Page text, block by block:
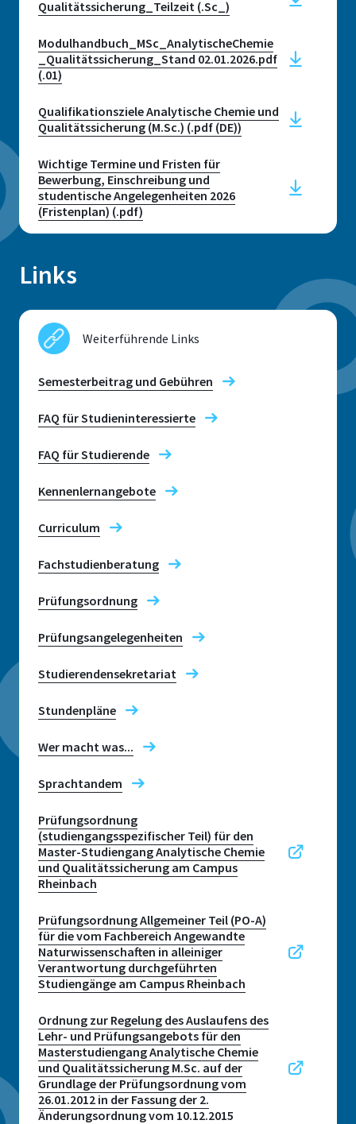
Naturwissenschaften
Telefonsprechzeiten ohne
Terminvereinbarung:
Montag, Mittwoch und Donnerstag:
10-12 Uhr
sowie Montag: 13-15 Uhr
studienberatung@h-brs.de
Kontakt Allgemeine
Studienberatung
alexandra.lopes@h-brs.de
Das Jobportal der Hochschule
Qualitätssicherung_Teilzeit (.Sc_)
Modulhandbuch_MSc_AnalytischeChemie
_Qualitätssicherung_Stand 02.01.2026.pdf
(.01)
Qualifikationsziele Analytische Chemie und
Qualitätssicherung (M.Sc.) (.pdf (DE))
Wichtige Termine und Fristen für
Bewerbung, Einschreibung und
studentische Angelegenheiten 2026
(Fristenplan) (.pdf)
Links
Weiterführende Links
Semesterbeitrag und Gebühren
FAQ für Studieninteressierte
FAQ für Studierende
Kennenlernangebote
Curriculum
Fachstudienberatung
Prüfungsordnung
Prüfungsangelegenheiten
Studierendensekretariat
Stundenpläne
Wer macht was...
Sprachtandem
Prüfungsordnung
(studiengangsspezifischer Teil) für den
Master-Studiengang Analytische Chemie
und Qualitätssicherung am Campus
Rheinbach
Prüfungsordnung Allgemeiner Teil (PO-A)
für die vom Fachbereich Angewandte
Naturwissenschaften in alleiniger
Verantwortung durchgeführten
Studiengänge am Campus Rheinbach
Ordnung zur Regelung des Auslaufens des
Lehr- und Prüfungsangebots für den
Masterstudiengang Analytische Chemie
und Qualitätssicherung M.Sc. auf der
Grundlage der Prüfungsordnung vom
26.01.2012 in der Fassung der 2.
Änderungsordnung vom 10.12.2015